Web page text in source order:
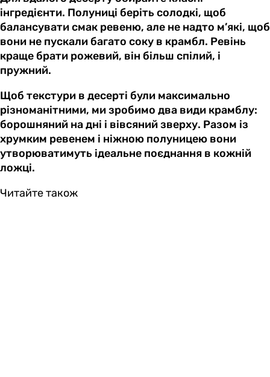
інгредієнти. Полуниці беріть солодкі, щоб
балансувати смак ревеню, але не надто м’які, щоб
вони не пускали багато соку в крамбл. Ревінь
краще брати рожевий, він більш спілий, і
пружний.
Щоб текстури в десерті були максимально
різноманітними, ми зробимо два види крамблу:
борошняний на дні і вівсяний зверху. Разом із
хрумким ревенем і ніжною полуницею вони
утворюватимуть ідеальне поєднання в кожній
ложці.
Читайте також